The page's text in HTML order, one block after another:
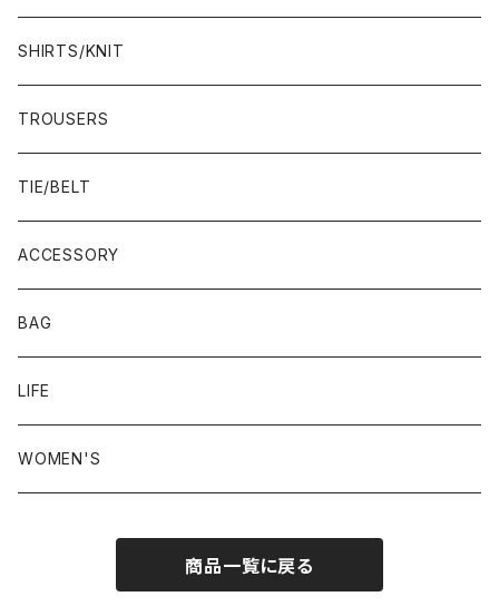
22.0-22.5 cm
22.5-23.0 cm
23.0-23.5 cm
23.5-24.0 cm
24.0-24.5 cm
24.5-25.0 cm
25.0-25.5 cm
26.0-26.5 cm
SHIRTS/KNIT
TROUSERS
TIE/BELT
ACCESSORY
BAG
LIFE
WOMEN'S
商品一覧に戻る